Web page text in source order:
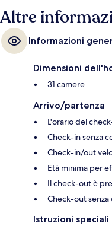
Altre
Informazioni
Dimensioni
31 camere
Arrivo/partenza
L'orario del
Check-in senza
Check-in/out
Età minima per
Il check-out è
Check-out
Istruzioni